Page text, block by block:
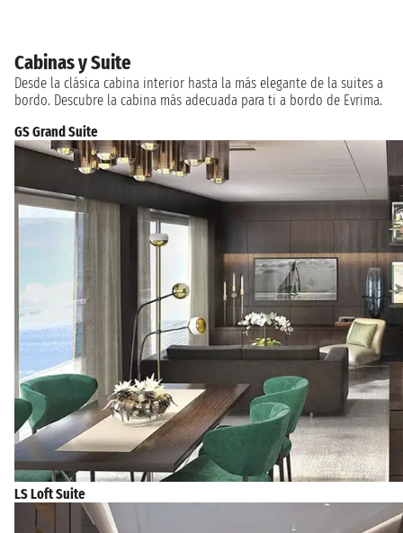
Cabinas y Suite
Desde la clásica cabina interior hasta la más elegante de la suites a
bordo. Descubre la cabina más adecuada para ti a bordo de Evrima.
GS Grand Suite
LS Loft Suite